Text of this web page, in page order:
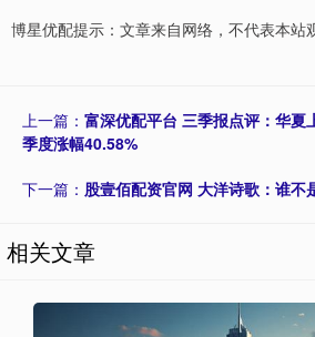
博星优配提示：文章来自网络，不代表本站
上一篇： 富深优配平台 三季报点评：华夏
季度涨幅40.58%
下一篇： 股壹佰配资官网 大洋诗歌：谁不
相关文章